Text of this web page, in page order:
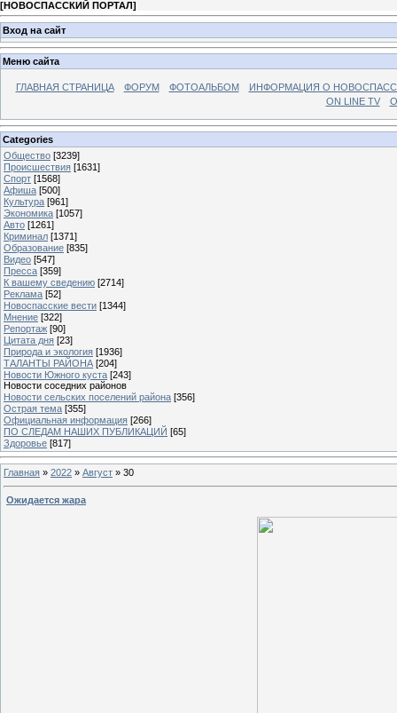
[НОВОСПАССКИЙ ПОРТАЛ]
Вход на сайт
Меню сайта
ГЛАВНАЯ СТРАНИЦА ФОРУМ ФОТОАЛЬБОМ
ИНФОРМАЦИЯ О
ON LINE TV
Categories
Общество [3239]
Происшествия [1631]
Спорт [1568]
Афиша [500]
Культура [961]
Экономика [1057]
Авто [1261]
Криминал [1371]
Образование [835]
Видео [547]
Пресса [359]
К вашему сведению [2714]
Реклама [52]
Новоспасские вести [1344]
Мнение [322]
Репортаж [90]
Цитата дня [23]
Природа и экология [1936]
ТАЛАНТЫ РАЙОНА [204]
Новости Южного куста [243]
Новости соседних районов
Новости сельских поселений района [356]
Острая тема [355]
Официальная информация [266]
ПО СЛЕДАМ НАШИХ ПУБЛИКАЦИЙ [65]
Здоровье [817]
Главная » 2022 » Август » 30
Ожидается жара